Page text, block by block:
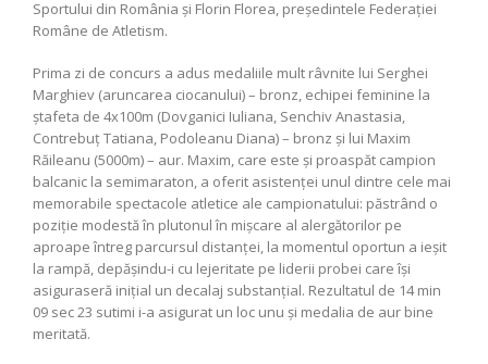
Sportului din România şi Florin Florea, preşedintele Federaţiei
Române de Atletism.
Prima zi de concurs a adus medaliile mult râvnite lui Serghei
Marghiev (aruncarea ciocanului) – bronz, echipei feminine la
ștafeta de 4x100m (Dovganici Iuliana, Senchiv Anastasia,
Contrebuț Tatiana, Podoleanu Diana) – bronz și lui Maxim
Răileanu (5000m) – aur. Maxim, care este și proaspăt campion
balcanic la semimaraton, a oferit asistenței unul dintre cele mai
memorabile spectacole atletice ale campionatului: păstrând o
poziție modestă în plutonul în mișcare al alergătorilor pe
aproape întreg parcursul distanței, la momentul oportun a ieșit
la rampă, depășindu-i cu lejeritate pe liderii probei care își
asiguraseră inițial un decalaj substanțial. Rezultatul de 14 min
09 sec 23 sutimi i-a asigurat un loc unu și medalia de aur bine
meritată.